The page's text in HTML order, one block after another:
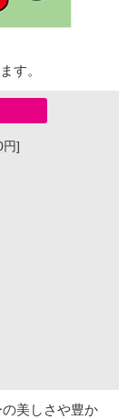
す。
]
美しさや豊か